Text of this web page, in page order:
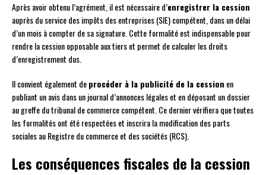
Après avoir obtenu l’agrément, il est nécessaire d’enregistrer la cession
auprès du service des impôts des entreprises (SIE) compétent, dans un délai
d’un mois à compter de sa signature. Cette formalité est indispensable pour
rendre la cession opposable aux tiers et permet de calculer les droits
d’enregistrement dus.
Il convient également deprocéder à la publicité de la cession en
publiant un avis dans un journal d’annonces légales et en déposant un dossier
au greffe du tribunal de commerce compétent. Ce dernier vérifiera que toutes
les formalités ont été respectées et inscrira la modification des parts
sociales au Registre du commerce et des sociétés (RCS).
Les conséquences fiscales de la cession